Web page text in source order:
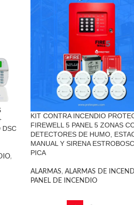
DSC
,
KIT CONTRA INCENDIO
FIREWELL 5 PANEL 5 ZONAS
DETECTORES DE HUMO,
MANUAL Y SIRENA
PICA
ALARMAS, ALARMAS DE
PANEL DE INCENDIO